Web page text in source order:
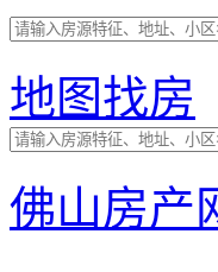
地图找房
佛山房产